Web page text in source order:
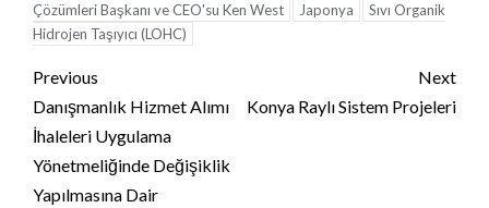
Çözümleri Başkanı ve CEO'su Ken West
Japonya
Sıvı Organik
Hidrojen Taşıyıcı (LOHC)
Continue
Reading
Previous
Danışmanlık Hizmet Alımı
İhaleleri Uygulama
Yönetmeliğinde Değişiklik
Yapılmasına Dair
Next
Konya Raylı Sistem Projeleri